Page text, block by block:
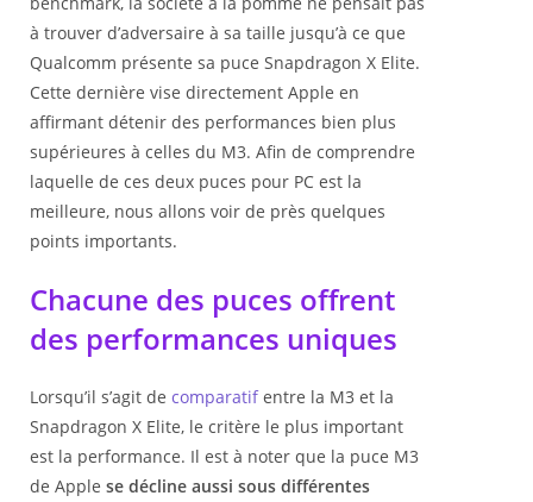
à trouver d’adversaire à sa taille jusqu’à ce que
Qualcomm présente sa puce Snapdragon X Elite.
Cette dernière vise directement Apple en
affirmant détenir des performances bien plus
supérieures à celles du M3. Afin de comprendre
laquelle de ces deux puces pour PC est la
meilleure, nous allons voir de près quelques
points importants.
Chacune des puces offrent
des performances uniques
Lorsqu’il s’agit de comparatifentre la M3 et la
Snapdragon X Elite, le critère le plus important
est la performance. Il est à noter que la puce M3
de Apple se décline aussi sous différentes